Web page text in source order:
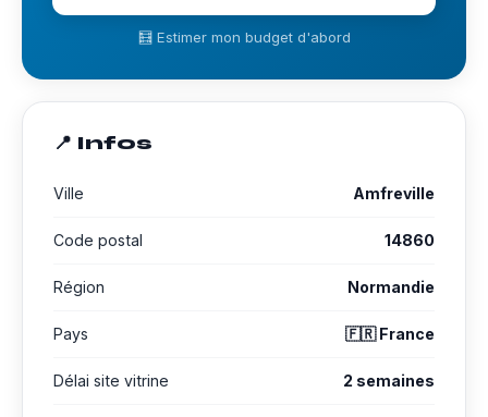
🧮 Estimer mon budget d'abord
📍 Infos
Ville Amfreville
Code postal 14860
Région Normandie
Pays 🇫🇷 France
Délai site vitrine 2 semaines